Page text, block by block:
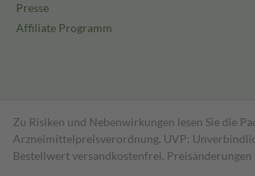
Presse
Affiliate Programm
Zu Risiken und Nebenwirkungen lesen Sie die
Arzneimittelpreisverordnung. UVP:
Bestell­wert versand­kosten­frei.